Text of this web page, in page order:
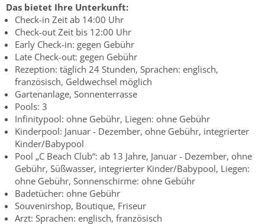
Das bietet Ihre Unterkunft:
Check-in Zeit ab 14:00 Uhr
Check-out Zeit bis 12:00 Uhr
Early Check-in: gegen Gebühr
Late Check-out: gegen Gebühr
Rezeption: täglich 24 Stunden, Sprachen: englisch,
französisch, Geldwechsel möglich
Gartenanlage, Sonnenterrasse
Pools: 3
Infinitypool: ohne Gebühr, Liegen: ohne Gebühr
Kinderpool: Januar - Dezember, ohne Gebühr, integrierter
Kinder/Babypool
Pool „C Beach Club“: ab 13 Jahre, Januar - Dezember, ohne
Gebühr, Süßwasser, integrierter Kinder/Babypool, Liegen:
ohne Gebühr, Sonnenschirme: ohne Gebühr
Badetücher: ohne Gebühr
Souvenirshop, Boutique, Friseur
Arzt: Sprachen: englisch, französisch